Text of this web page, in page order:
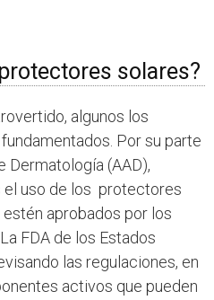
solares?
algunos los
Por su parte
Dermatología (AAD),
el uso de los protectores
aprobados por los
FDA de los Estados
las regulaciones, en
activos que pueden